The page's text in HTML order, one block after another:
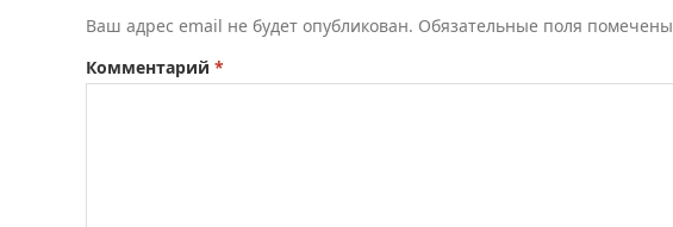
Ваш адрес email не будет опубликован. Обязательные поля помечены
Комментарий *